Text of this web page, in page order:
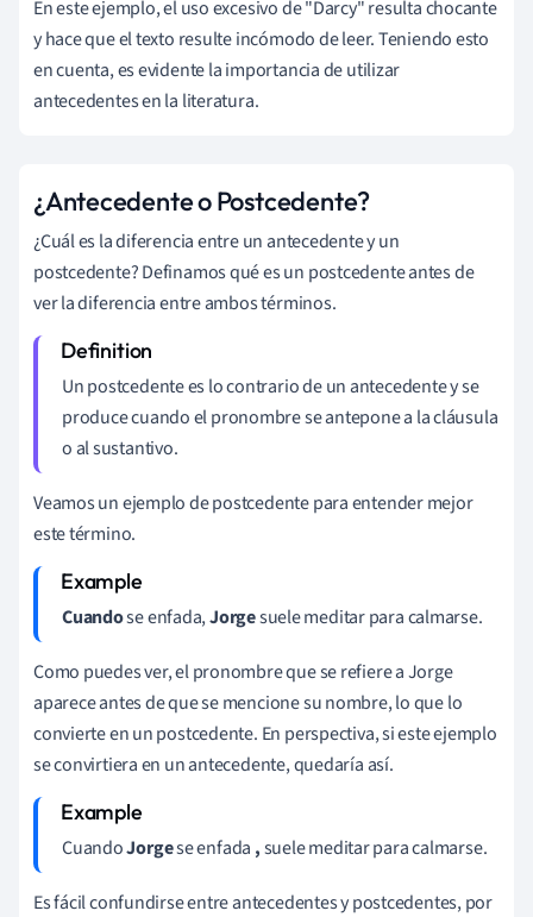
En este ejemplo, el uso excesivo de "Darcy" resulta chocante
y hace que el texto resulte incómodo de leer. Teniendo esto
en cuenta, es evidente la importancia de utilizar
antecedentes en la literatura.
¿Antecedente o Postcedente?
¿Cuál es la diferencia entre un antecedente y un
postcedente? Definamos qué es un postcedente antes de
ver la diferencia entre ambos términos.
Un postcedente es lo contrario de un antecedente y se
produce cuando el pronombre se antepone a la cláusula
o al sustantivo.
Veamos un ejemplo de postcedente para entender mejor
este término.
Cuandose enfada,Jorgesuele meditar para calmarse.
Como puedes ver, el pronombre que se refiere a Jorge
aparece antes de que se mencione su nombre, lo que lo
convierte en un postcedente. En perspectiva, si este ejemplo
se convirtiera en un antecedente, quedaría así.
CuandoJorgese enfada ,suele meditar para calmarse.
Es fácil confundirse entre antecedentes y postcedentes, por